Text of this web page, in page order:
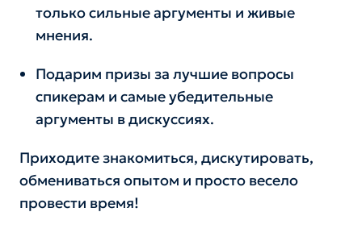
только сильные аргументы и живые
мнения.
Подарим призы за лучшие вопросы
спикерам и самые убедительные
аргументы в дискуссиях.
Приходите знакомиться, дискутировать,
обмениваться опытом и просто весело
провести время!